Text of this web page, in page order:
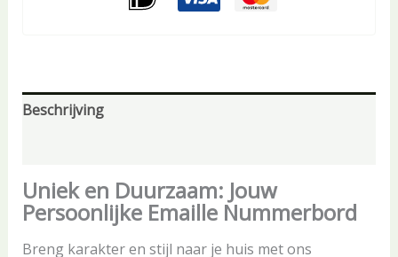
Beschrijving
Uniek en Duurzaam: Jouw
Persoonlijke Emaille Nummerbord
Breng karakter en stijl naar je huis met ons